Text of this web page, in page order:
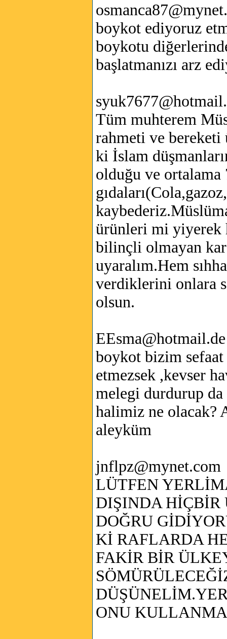
boykot ediyoruz
boykotu
başlatmanızı arz
Tüm muhterem
rahmeti ve bereketi
ki İslam
olduğu ve ortalama
ürünleri mi yiyerek
bilinçli olmayan
uyaralım.Hem
verdiklerini onlara
olsun.
EEsma@hotmail.de
boykot bizim
etmezsek ,kevser
melegi durdurup
halimiz ne olacak?
aleyküm
jnflpz@mynet.com
LÜTFEN
DIŞINDA HİÇBİR
DOĞRU
Kİ RAFLARDA
FAKİR BİR
ONU